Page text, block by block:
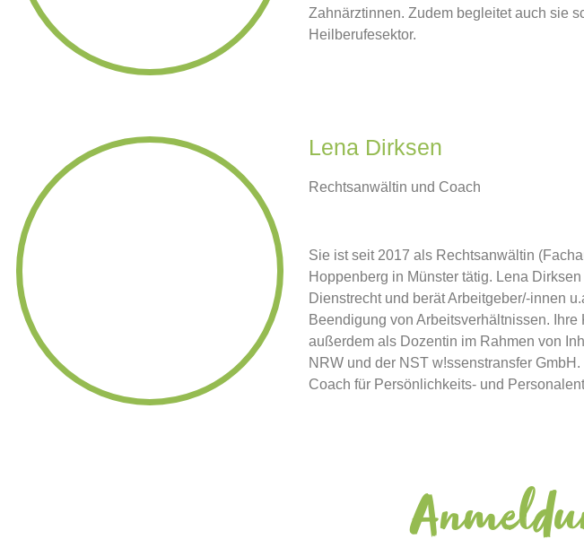
Zahnärztinnen. Zudem begleitet auch sie
Heilberufesektor.
Lena Dirksen
Rechtsanwältin und Coach
Sie ist seit 2017 als Rechtsanwältin
Hoppenberg in Münster tätig. Lena
Dienstrecht und berät Arbeitgeber/-innen
Beendigung von Arbeitsverhältnissen.
außerdem als Dozentin im Rahmen von
NRW und der NST w!ssenstransfer
Coach für Persönlichkeits- und